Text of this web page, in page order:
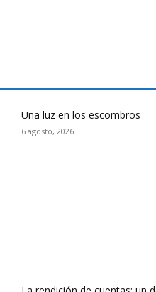
Una luz en los escombros
6 agosto, 2026